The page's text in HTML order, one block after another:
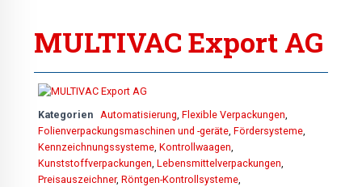
MULTIVAC Export AG
Kategorien Automatisierung, Flexible Verpackungen,
Folienverpackungsmaschinen und -geräte, Fördersysteme,
Kennzeichnungssysteme, Kontrollwaagen,
Kunststoffverpackungen, Lebensmittelverpackungen,
Preisauszeichner, Röntgen-Kontrollsysteme,